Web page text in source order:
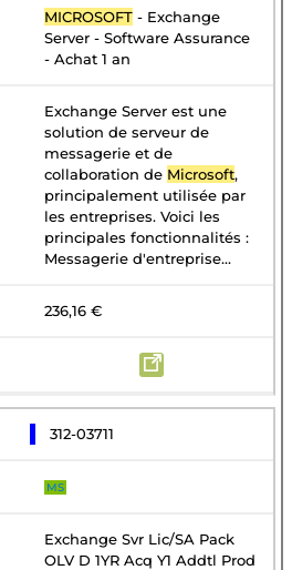
MICROSOFT - Exchange
Server - Software Assurance
- Achat 1 an
Exchange Server est une
solution de serveur de
messagerie et de
collaboration de Microsoft,
principalement utilisée par
les entreprises. Voici les
principales fonctionnalités :
Messagerie d'entreprise...
236,16 €
312-03711
MS
Exchange Svr Lic/SA Pack
OLV D 1YR Acq Y1 Addtl Prod